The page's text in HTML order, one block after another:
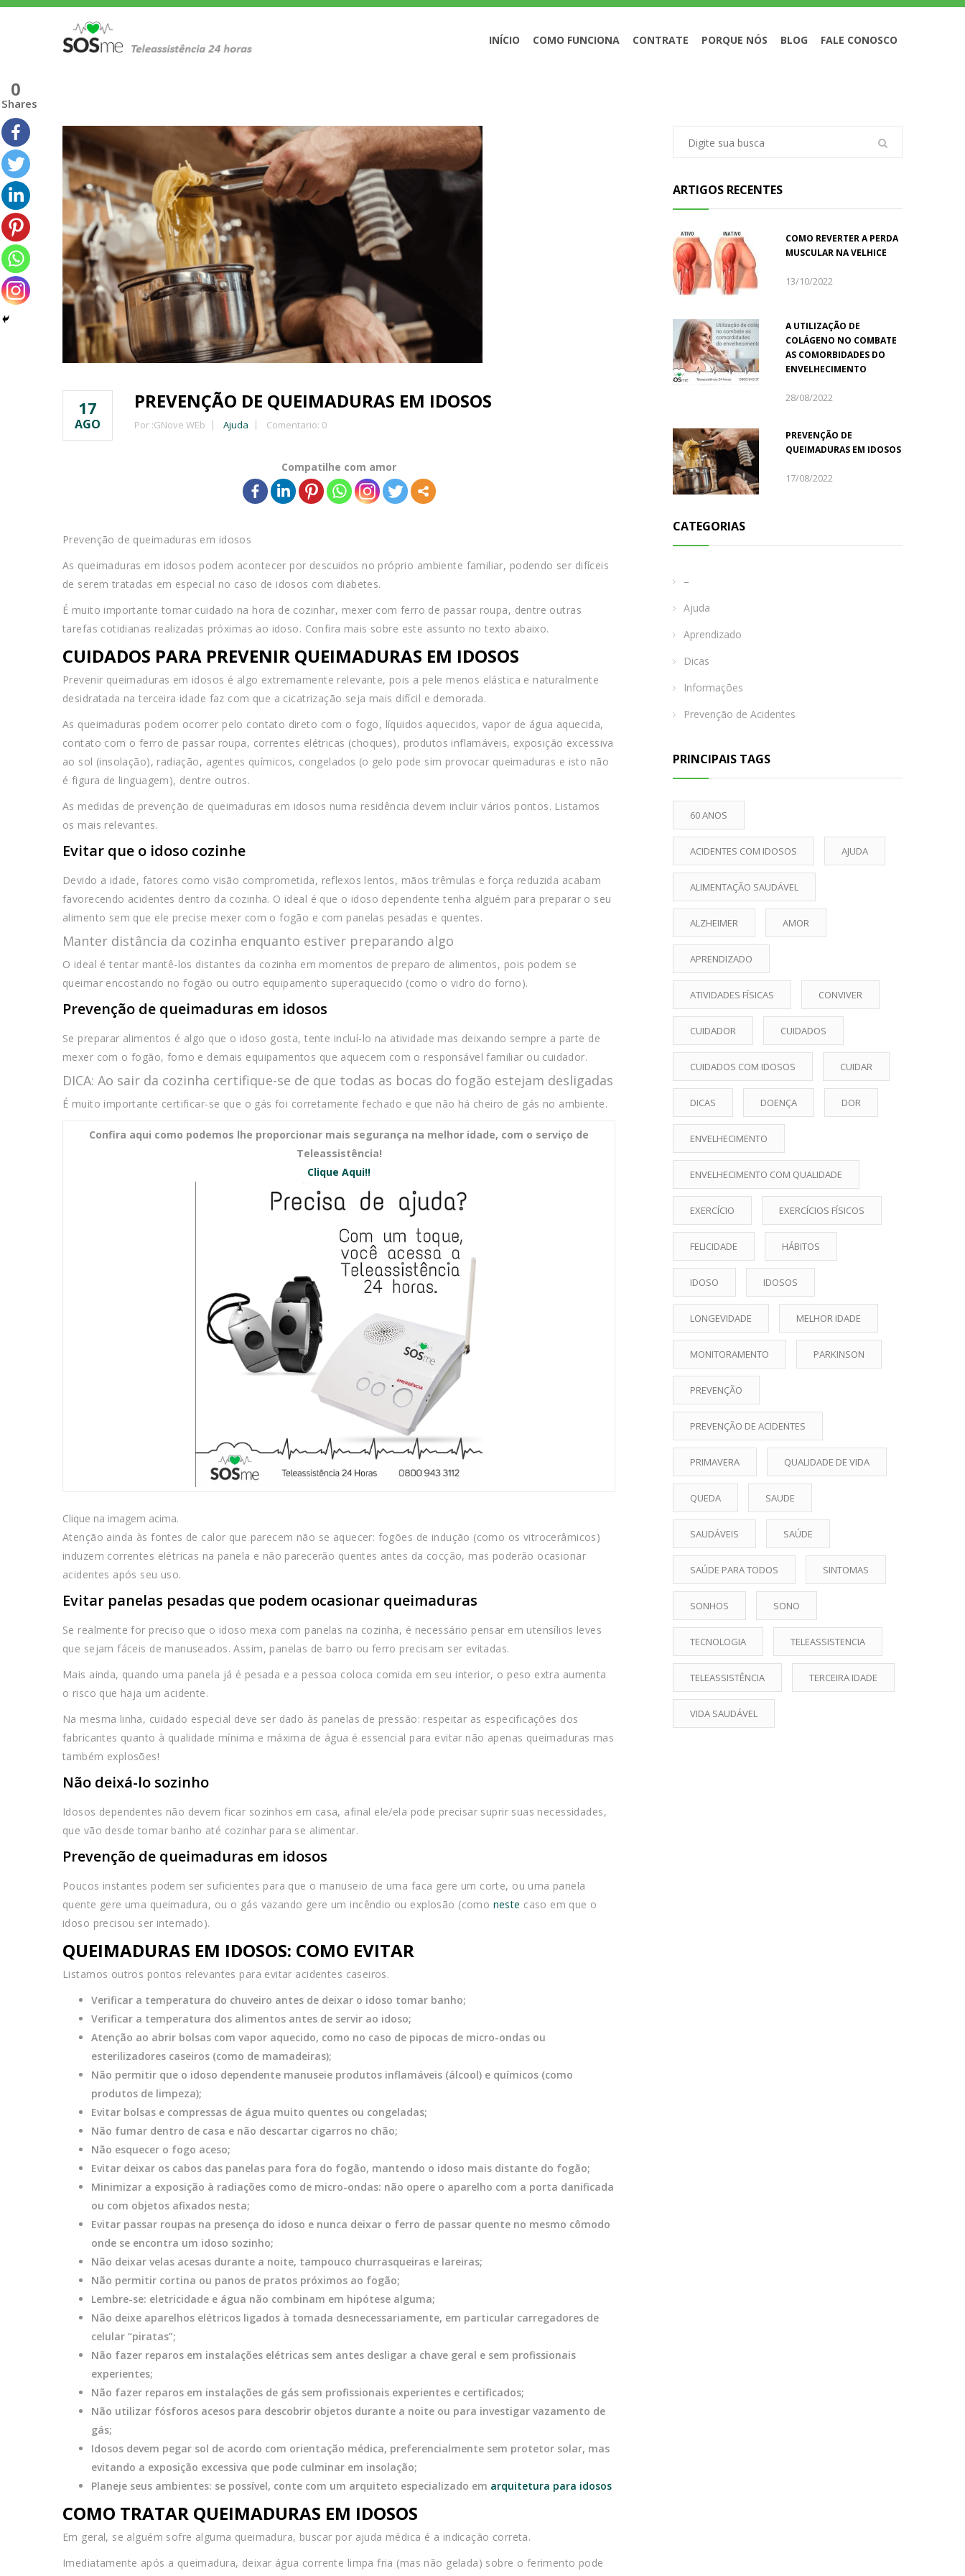
INÍCIO COMO FUNCIONA CONTRATE PORQUE NÓS BLOG FALE CONOSCO
PREVENÇÃO DE QUEIMADURAS EM IDOSOS
17
AGO
PREVENÇÃO DE QUEIMADURAS EM IDOSOS
Por :GNove WEb Ajuda Comentario: 0
Compatilhe com amor
Prevenção de queimaduras em idosos
As queimaduras em idosos podem acontecer por descuidos no próprio ambiente familiar, podendo ser difíceis
de serem tratadas em especial no caso de idosos com diabetes.
É muito importante tomar cuidado na hora de cozinhar, mexer com ferro de passar roupa, dentre outras
tarefas cotidianas realizadas próximas ao idoso. Confira mais sobre este assunto no texto abaixo.
CUIDADOS PARA PREVENIR QUEIMADURAS EM IDOSOS
Prevenir queimaduras em idosos é algo extremamente relevante, pois a pele menos elástica e naturalmente
desidratada na terceira idade faz com que a cicatrização seja mais difícil e demorada.
As queimaduras podem ocorrer pelo contato direto com o fogo, líquidos aquecidos, vapor de água aquecida,
contato com o ferro de passar roupa, correntes elétricas (choques), produtos inflamáveis, exposição excessiva
ao sol (insolação), radiação, agentes químicos, congelados (o gelo pode sim provocar queimaduras e isto não
é figura de linguagem), dentre outros.
As medidas de prevenção de queimaduras em idosos numa residência devem incluir vários pontos. Listamos
os mais relevantes.
Evitar que o idoso cozinhe
Devido a idade, fatores como visão comprometida, reflexos lentos, mãos trêmulas e força reduzida acabam
favorecendo acidentes dentro da cozinha. O ideal é que o idoso dependente tenha alguém para preparar o seu
alimento sem que ele precise mexer com o fogão e com panelas pesadas e quentes.
Manter distância da cozinha enquanto estiver preparando algo
O ideal é tentar mantê-los distantes da cozinha em momentos de preparo de alimentos, pois podem se
queimar encostando no fogão ou outro equipamento superaquecido (como o vidro do forno).
Prevenção de queimaduras em idosos
Se preparar alimentos é algo que o idoso gosta, tente incluí-lo na atividade mas deixando sempre a parte de
mexer com o fogão, forno e demais equipamentos que aquecem com o responsável familiar ou cuidador.
DICA: Ao sair da cozinha certifique-se de que todas as bocas do fogão estejam desligadas
É muito importante certificar-se que o gás foi corretamente fechado e que não há cheiro de gás no ambiente.
Confira aqui como podemos lhe proporcionar mais segurança na melhor idade, com o serviço de
Teleassistência!
Clique Aqui!!
Clique na imagem acima.
Atenção ainda às fontes de calor que parecem não se aquecer: fogões de indução (como os vitrocerâmicos)
induzem correntes elétricas na panela e não parecerão quentes antes da cocção, mas poderão ocasionar
acidentes após seu uso.
Evitar panelas pesadas que podem ocasionar queimaduras
Se realmente for preciso que o idoso mexa com panelas na cozinha, é necessário pensar em utensílios leves
que sejam fáceis de manuseados. Assim, panelas de barro ou ferro precisam ser evitadas.
Mais ainda, quando uma panela já é pesada e a pessoa coloca comida em seu interior, o peso extra aumenta
o risco que haja um acidente.
Na mesma linha, cuidado especial deve ser dado às panelas de pressão: respeitar as especificações dos
fabricantes quanto à qualidade mínima e máxima de água é essencial para evitar não apenas queimaduras mas
também explosões!
Não deixá-lo sozinho
Idosos dependentes não devem ficar sozinhos em casa, afinal ele/ela pode precisar suprir suas necessidades,
que vão desde tomar banho até cozinhar para se alimentar.
Prevenção de queimaduras em idosos
Poucos instantes podem ser suficientes para que o manuseio de uma faca gere um corte, ou uma panela
quente gere uma queimadura, ou o gás vazando gere um incêndio ou explosão (como neste caso em que o
idoso precisou ser internado).
QUEIMADURAS EM IDOSOS: COMO EVITAR
Listamos outros pontos relevantes para evitar acidentes caseiros.
Verificar a temperatura do chuveiro antes de deixar o idoso tomar banho;
Verificar a temperatura dos alimentos antes de servir ao idoso;
Atenção ao abrir bolsas com vapor aquecido, como no caso de pipocas de micro-ondas ou
esterilizadores caseiros (como de mamadeiras);
Não permitir que o idoso dependente manuseie produtos inflamáveis (álcool) e químicos (como
produtos de limpeza);
Evitar bolsas e compressas de água muito quentes ou congeladas;
Não fumar dentro de casa e não descartar cigarros no chão;
Não esquecer o fogo aceso;
Evitar deixar os cabos das panelas para fora do fogão, mantendo o idoso mais distante do fogão;
Minimizar a exposição à radiações como de micro-ondas: não opere o aparelho com a porta danificada
ou com objetos afixados nesta;
Evitar passar roupas na presença do idoso e nunca deixar o ferro de passar quente no mesmo cômodo
onde se encontra um idoso sozinho;
Não deixar velas acesas durante a noite, tampouco churrasqueiras e lareiras;
Não permitir cortina ou panos de pratos próximos ao fogão;
Lembre-se: eletricidade e água não combinam em hipótese alguma;
Não deixe aparelhos elétricos ligados à tomada desnecessariamente, em particular carregadores de
celular “piratas”;
Não fazer reparos em instalações elétricas sem antes desligar a chave geral e sem profissionais
experientes;
Não fazer reparos em instalações de gás sem profissionais experientes e certificados;
Não utilizar fósforos acesos para descobrir objetos durante a noite ou para investigar vazamento de
gás;
Idosos devem pegar sol de acordo com orientação médica, preferencialmente sem protetor solar, mas
evitando a exposição excessiva que pode culminar em insolação;
Planeje seus ambientes: se possível, conte com um arquiteto especializado em arquitetura para idosos
COMO TRATAR QUEIMADURAS EM IDOSOS
Em geral, se alguém sofre alguma queimadura, buscar por ajuda médica é a indicação correta.
Imediatamente após a queimadura, deixar água corrente limpa fria (mas não gelada) sobre o ferimento pode
0
Shares
ARTIGOS RECENTES
COMO REVERTER A PERDA
MUSCULAR NA VELHICE
13/10/2022
A UTILIZAÇÃO DE
COLÁGENO NO COMBATE
AS COMORBIDADES DO
ENVELHECIMENTO
28/08/2022
PREVENÇÃO DE
QUEIMADURAS EM IDOSOS
17/08/2022
CATEGORIAS
–
Ajuda
Aprendizado
Dicas
Informações
Prevenção de Acidentes
PRINCIPAIS TAGS
60 ANOS
ACIDENTES COM IDOSOS AJUDA
ALIMENTAÇÃO SAUDÁVEL
ALZHEIMER AMOR
APRENDIZADO
ATIVIDADES FÍSICAS CONVIVER
CUIDADOR CUIDADOS
CUIDADOS COM IDOSOS CUIDAR
DICAS DOENÇA DOR
ENVELHECIMENTO
ENVELHECIMENTO COM QUALIDADE
EXERCÍCIO EXERCÍCIOS FÍSICOS
FELICIDADE HÁBITOS
IDOSO IDOSOS
LONGEVIDADE MELHOR IDADE
MONITORAMENTO PARKINSON
PREVENÇÃO
PREVENÇÃO DE ACIDENTES
PRIMAVERA QUALIDADE DE VIDA
QUEDA SAUDE
SAUDÁVEIS SAÚDE
SAÚDE PARA TODOS SINTOMAS
SONHOS SONO
TECNOLOGIA TELEASSISTENCIA
TELEASSISTÊNCIA TERCEIRA IDADE
VIDA SAUDÁVEL